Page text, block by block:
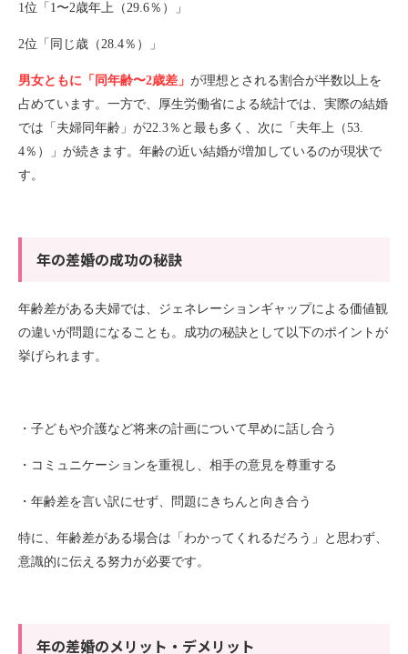
1位「 1〜2歳年上（29.6％）」
2位「同じ歳（28.4％）」
男女ともに「同年齢〜2歳差」 が理想とされる割合が半数以上を
占めています。一方で、厚生労働省による統計では、実際の結婚
では「夫婦同年齢」が22.3％と最も多く、次に「夫年上（53.
4％）」が続きます。年齢の近い結婚が増加しているのが現状で
す。
年の差婚の成功の秘訣
年齢差がある夫婦では、ジェネレーションギャップによる価値観
の違いが問題になることも。成功の秘訣として以下のポイントが
挙げられます。
・子どもや介護など将来の計画について早めに話し合う
・コミュニケーションを重視し、相手の意見を尊重する
・年齢差を言い訳にせず、問題にきちんと向き合う
特に、年齢差がある場合は「わかってくれるだろう」と思わず、
意識的に伝える努力が必要です。
年の差婚のメリット・デメリット